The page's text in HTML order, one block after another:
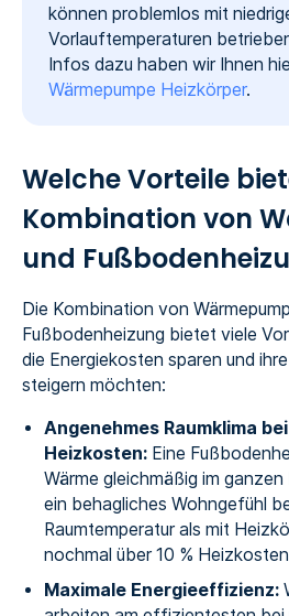
können problemlos mit
Vorlauftemperaturen
Infos dazu haben wir Ihnen
Wärmepumpe Heizkörper.
Welche Vorteile
Kombination von
und
Die Kombination von
Fußbodenheizung bietet viele
die Energiekosten sparen und
steigern möchten:
Angenehmes Raumklima
Heizkosten:Eine
Wärme gleichmäßig im ganzen
ein behagliches Wohngefühl
Raumtemperatur als mit
nochmal über 10 %
Maximale Energieeffizienz: